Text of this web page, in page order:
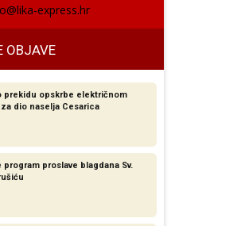
express.hr
OBJAVE
prekidu opskrbe električnom
dio naselja Cesarica
program proslave blagdana Sv.